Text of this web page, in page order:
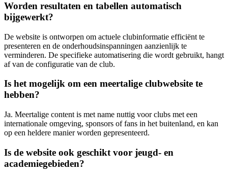
Worden resultaten en tabellen automatisch
bijgewerkt?
De website is ontworpen om actuele clubinformatie efficiënt te
presenteren en de onderhoudsinspanningen aanzienlijk te
verminderen. De specifieke automatisering die wordt gebruikt, hangt
af van de configuratie van de club.
Is het mogelijk om een meertalige clubwebsite te
hebben?
Ja. Meertalige content is met name nuttig voor clubs met een
internationale omgeving, sponsors of fans in het buitenland, en kan
op een heldere manier worden gepresenteerd.
Is de website ook geschikt voor jeugd- en
academiegebieden?